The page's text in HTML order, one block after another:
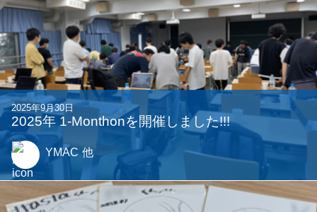
2025年9月30日
2025年 1-Monthonを開催しました!!!
YMAC 他